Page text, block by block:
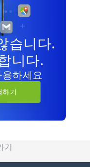
습니다.
니다.
하세요
하기
기